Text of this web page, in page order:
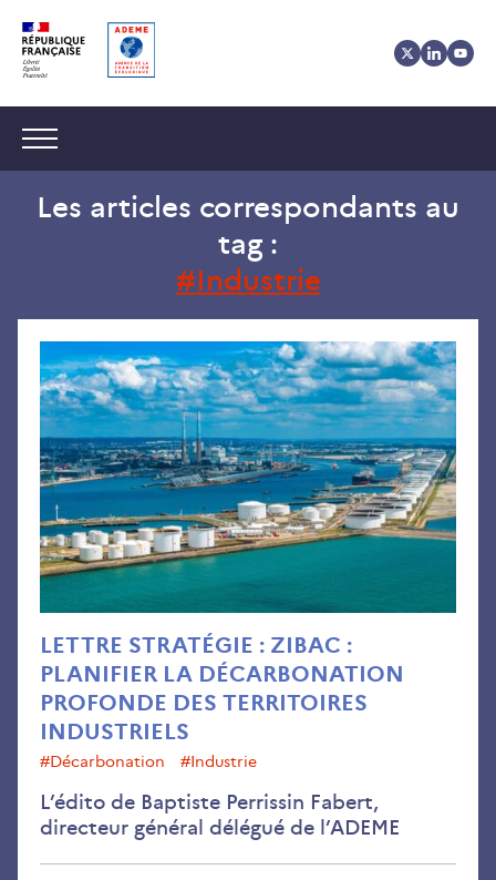
au
contenu
au
menu
des
cookies
Navigation :
Les articles correspondants au
tag :
Industrie
LETTRE STRATÉGIE : ZIBAC :
PLANIFIER LA DÉCARBONATION
PROFONDE DES TERRITOIRES
INDUSTRIELS
#décarbonation #Industrie
L’édito de Baptiste Perrissin Fabert,
directeur général délégué de l’ADEME